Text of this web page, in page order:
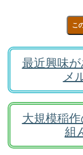
こ
最近興味
メ
大規模稲
組